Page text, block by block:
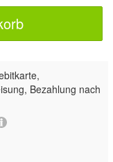
Bezahlung nach